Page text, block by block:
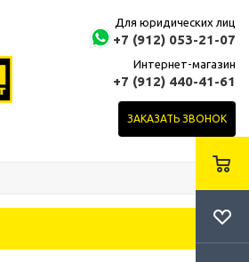
Для юридических лиц
+7 (912) 053-21-07
Интернет-магазин
+7 (912) 440-41-61
ЗАКАЗАТЬ ЗВОНОК